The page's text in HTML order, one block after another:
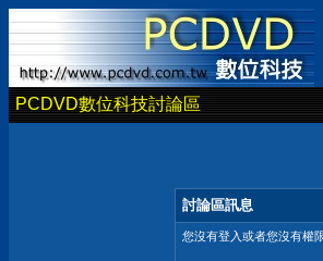
PCDVD數位科技討論區
討論區訊息
您沒有登入或者您沒有權